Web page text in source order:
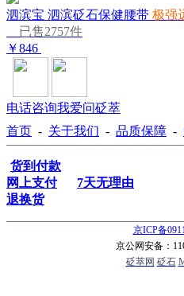
泗滨宝 泗滨砭石保健腰带 极强
已售2757件
￥846
电话咨询我爱问砭萃
首页 - 关于我们 - 品质保障 -
货到付款
网上支付
7天无理由
退换货
京ICP备
京公网安备：
砭萃网 砭石